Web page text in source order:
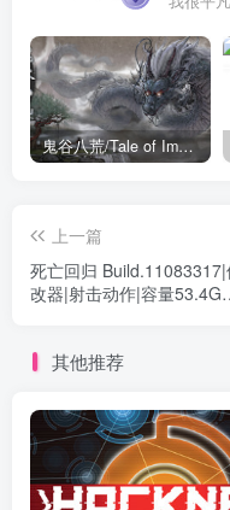
鬼谷八荒/Tale of Immortal v1.2.105.259|角色扮演|容量27.4GB|免安装绿色中文版
上一篇
死亡回归 Build.11083317|
改器|射击动作|容量
其他推荐